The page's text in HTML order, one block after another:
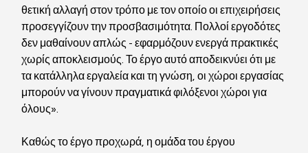
θετική αλλαγή στον τρόπο με τον οποίο οι επιχειρήσεις
προσεγγίζουν την προσβασιμότητα. Πολλοί εργοδότες
δεν μαθαίνουν απλώς - εφαρμόζουν ενεργά πρακτικές
χωρίς αποκλεισμούς. Το έργο αυτό αποδεικνύει ότι με
τα κατάλληλα εργαλεία και τη γνώση, οι χώροι εργασίας
μπορούν να γίνουν πραγματικά φιλόξενοι χώροι για
όλους».
Καθώς το έργο προχωρά, η ομάδα του έργου